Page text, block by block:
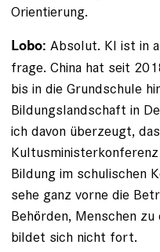
Orientierung.
Lobo: Absolut. KI ist in
frage. China hat seit
bis in die Grundschule
Bildungslandschaft in
ich davon überzeugt,
Bildung im schulischen
sehe ganz vorne die
Behörden, Menschen
bildet sich nicht fort.